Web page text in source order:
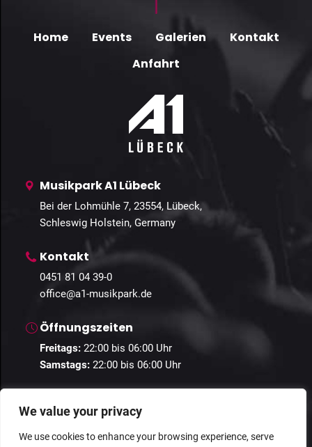
We value your privacy
We use cookies to enhance your browsing experience, serve
Home Events Galerien
Kontakt
Anfahrt
Musikpark A1 Lübeck
Bei der Lohmühle 7, 23554, Lübeck,
Schleswig Holstein, Germany
Kontakt
0451 81 04 39-0
office@a1-musikpark.de
Öffnungszeiten
Freitags: 22:00 bis 06:00 Uhr
Samstags: 22:00 bis 06:00 Uhr